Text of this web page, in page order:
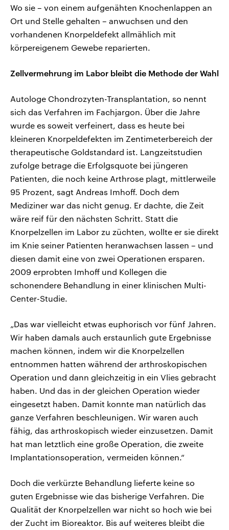
Wo sie – von einem aufgenähten Knochenlappen an
Ort und Stelle gehalten – anwuchsen und den
vorhandenen Knorpeldefekt allmählich mit
körpereigenem Gewebe reparierten.
Zellvermehrung im Labor bleibt die Methode der Wahl
Autologe Chondrozyten-Transplantation, so nennt
sich das Verfahren im Fachjargon. Über die Jahre
wurde es soweit verfeinert, dass es heute bei
kleineren Knorpeldefekten im Zentimeterbereich der
therapeutische Goldstandard ist. Langzeitstudien
zufolge betrage die Erfolgsquote bei jüngeren
Patienten, die noch keine Arthrose plagt, mittlerweile
95 Prozent, sagt Andreas Imhoff. Doch dem
Mediziner war das nicht genug. Er dachte, die Zeit
wäre reif für den nächsten Schritt. Statt die
Knorpelzellen im Labor zu züchten, wollte er sie direkt
im Knie seiner Patienten heranwachsen lassen – und
diesen damit eine von zwei Operationen ersparen.
2009 erprobten Imhoff und Kollegen die
schonendere Behandlung in einer klinischen Multi-
Center-Studie.
„Das war vielleicht etwas euphorisch vor fünf Jahren.
Wir haben damals auch erstaunlich gute Ergebnisse
machen können, indem wir die Knorpelzellen
entnommen hatten während der arthroskopischen
Operation und dann gleichzeitig in ein Vlies gebracht
haben. Und das in der gleichen Operation wieder
eingesetzt haben. Damit konnte man natürlich das
ganze Verfahren beschleunigen. Wir waren auch
fähig, das arthroskopisch wieder einzusetzen. Damit
hat man letztlich eine große Operation, die zweite
Implantationsoperation, vermeiden können.“
Doch die verkürzte Behandlung lieferte keine so
guten Ergebnisse wie das bisherige Verfahren. Die
Qualität der Knorpelzellen war nicht so hoch wie bei
der Zucht im Bioreaktor. Bis auf weiteres bleibt die